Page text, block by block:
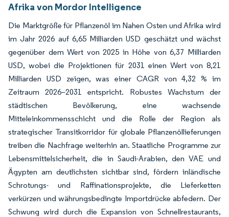
Afrika von Mordor Intelligence
Die Marktgröße für Pflanzenöl im Nahen Osten und Afrika wird
im Jahr 2026 auf 6,65 Milliarden USD geschätzt und wächst
gegenüber dem Wert von 2025 in Höhe von 6,37 Milliarden
USD, wobei die Projektionen für 2031 einen Wert von 8,21
Milliarden USD zeigen, was einer CAGR von 4,32 % im
Zeitraum 2026–2031 entspricht. Robustes Wachstum der
städtischen Bevölkerung, eine wachsende
Mitteleinkommensschicht und die Rolle der Region als
strategischer Transitkorridor für globale Pflanzenöllieferungen
treiben die Nachfrage weiterhin an. Staatliche Programme zur
Lebensmittelsicherheit, die in Saudi-Arabien, den VAE und
Ägypten am deutlichsten sichtbar sind, fördern inländische
Schrotungs- und Raffinationsprojekte, die Lieferketten
verkürzen und währungsbedingte Importdrücke abfedern. Der
Schwung wird durch die Expansion von Schnellrestaurants,